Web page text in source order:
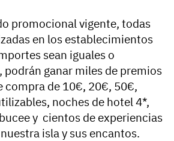
promocional vigente, todas
en los establecimientos
sean iguales o
podrán ganar miles de premios
compra de 10€, 20€, 50€,
noches de hotel 4*,
y cientos de experiencias
isla y sus encantos.